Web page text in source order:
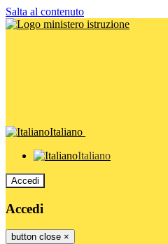
Salta al contenuto
Italiano
Italiano
Accedi
Accedi
button close ×